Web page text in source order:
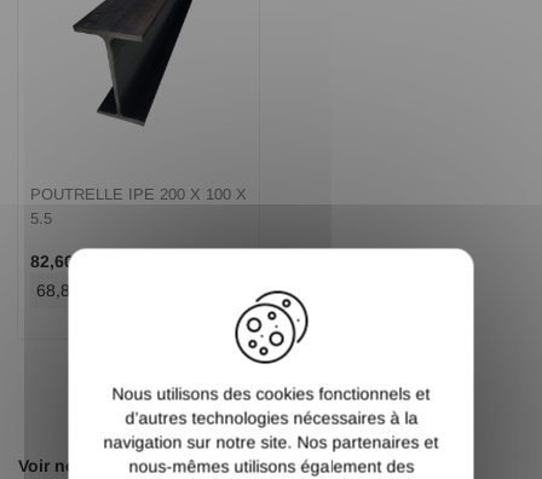
POUTRELLE IPE 200 X 100 X
5.5
82,60 €
68,83 €
Voir nos autres pages :
Nous utilisons des cookies fonctionnels et
d’autres technologies nécessaires à la
navigation sur notre site. Nos partenaires et
nous-mêmes utilisons également des